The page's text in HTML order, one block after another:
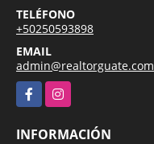
TELÉFONO
+50250593898
EMAIL
admin@realtorguate.com
FacebookInstagram
INFORMACIÓN